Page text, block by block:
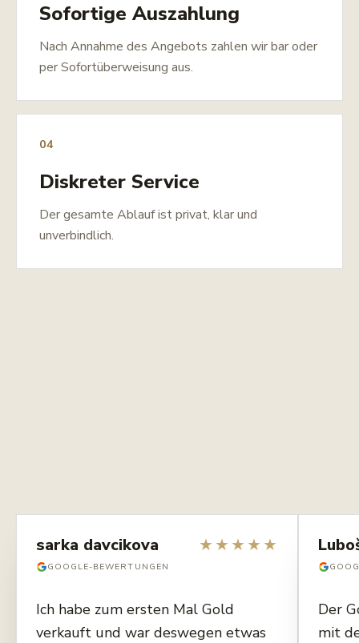
Sofortige Auszahlung
Nach Annahme des Angebots zahlen wir bar oder
per Sofortüberweisung aus.
04
Diskreter Service
Der gesamte Ablauf ist privat, klar und
unverbindlich.
sarka davcikova
GOOGLE-BEWERTUNGEN
★★★★★
Ich habe zum ersten Mal Gold
verkauft und war deswegen etwas
Der
mit